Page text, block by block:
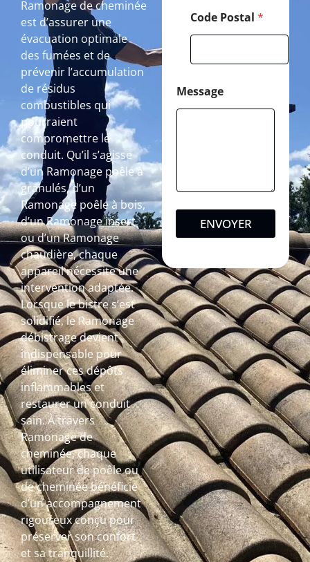
Ramonage de cheminée
est d’assurer une
évacuation optimale
des fumées et de
prévenir l’accumulation
de résidus
combustibles qui
pourraient
compromettre le
conduit. Qu’il s’agisse
d’un Ramonage poêle à
granulés, d’un
Ramonage poêle à bois,
d’un Ramonage insert
ou d’un Ramonage
chaudière, chaque
appareil nécessite une
intervention adaptée.
Lorsque le bistre s’est
solidifié, le Ramonage
débistrage devient
indispensable pour
éliminer ces dépôts
inflammables et
restaurer un conduit
sain. À travers
Ramonage de
cheminée, chaque
utilisateur de poêle ou
de cheminée bénéficie
d’un accompagnement
rigoureux conçu pour
préserver son confort
et sa tranquillité.
Code Postal *
Message
ENVOYER